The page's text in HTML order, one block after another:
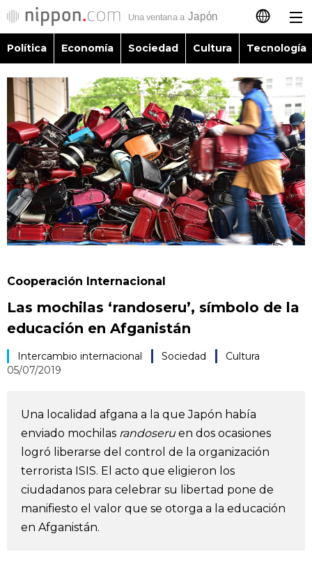
日本語
English
简体字
繁體字
Français
العربية
Política
Economía
Sociedad
Vida
Guía de Japón
Vídeos e imágenes
En profundidad
Más
Noticias
Política Economía Sociedad Cultura Tecnología
Cooperación Internacional
Las mochilas ‘randoseru’, símbolo de la
educación en Afganistán
Intercambio internacional Sociedad
Cultura
05/07/2019
Una localidad afgana a la que Japón había
enviado mochilas randoseruen dos ocasiones
logró liberarse del control de la organización
terrorista ISIS. El acto que eligieron los
ciudadanos para celebrar su libertad pone de
manifiesto el valor que se otorga a la educación
en Afganistán.